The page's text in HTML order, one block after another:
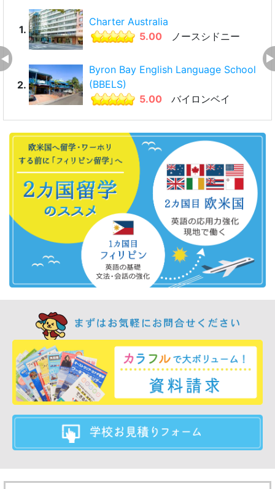
1.
Charter Australia
5.00
ノースシドニー
2.
Byron Bay English Language School
(BBELS)
5.00
バイロンベイ